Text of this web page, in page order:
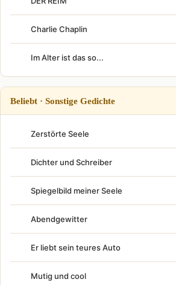
Charlie Chaplin
Im Alter ist das so...
Beliebt · Sonstige Gedichte
Zerstörte Seele
Dichter und Schreiber
Spiegelbild meiner Seele
Abendgewitter
Er liebt sein teures Auto
Mutig und cool